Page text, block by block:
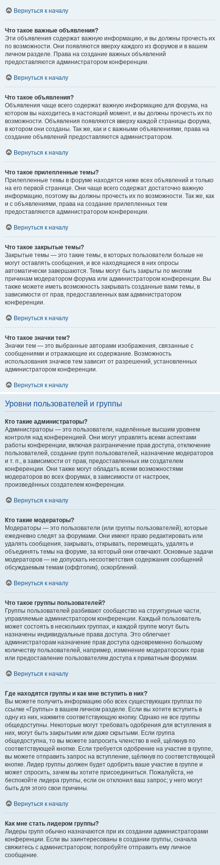
Вернуться к началу
Что такое важные объявления?
Эти объявления содержат важную информацию, и вы должны прочесть их
по возможности. Они появляются вверху каждого из форумов и в вашем
личном разделе. Права на создание важных объявлений
предоставляются администратором конференции.
Вернуться к началу
Что такое объявления?
Объявления чаще всего содержат важную информацию для форума, на
котором вы находитесь в настоящий момент, и вы должны прочесть их по
возможности. Объявления появляются вверху каждой страницы форума,
в котором они созданы. Так же, как и с важными объявлениями, права на
создание объявлений предоставляются администратором.
Вернуться к началу
Что такое прилепленные темы?
Прилепленные темы в форуме находятся ниже всех объявлений и только
на его первой странице. Они чаще всего содержат достаточно важную
информацию, поэтому вы должны прочесть их по возможности. Так же, как
и с объявлениями, права на создание прилепленных тем
предоставляются администратором конференции.
Вернуться к началу
Что такое закрытые темы?
Закрытые темы — это такие темы, в которых пользователи больше не
могут оставлять сообщения, и все находящиеся в них опросы
автоматически завершаются. Темы могут быть закрыты по многим
причинам модератором форума или администратором конференции. Вы
также можете иметь возможность закрывать созданные вами темы, в
зависимости от прав, предоставленных вам администратором
конференции.
Вернуться к началу
Что такое значки тем?
Значки тем — это выбранные авторами изображения, связанные с
сообщениями и отражающие их содержание. Возможность
использования значков тем зависит от разрешений, установленных
администратором конференции.
Вернуться к началу
Уровни пользователей и группы
Кто такие администраторы?
Администраторы — это пользователи, наделённые высшим уровнем
контроля над конференцией. Они могут управлять всеми аспектами
работы конференции, включая разграничение прав доступа, отключение
пользователей, создание групп пользователей, назначение модераторов
и т. п., в зависимости от прав, предоставленных им создателем
конференции. Они также могут обладать всеми возможностями
модераторов во всех форумах, в зависимости от настроек,
произведённых создателем конференции.
Вернуться к началу
Кто такие модераторы?
Модераторы — это пользователи (или группы пользователей), которые
ежедневно следят за форумами. Они имеют право редактировать или
удалять сообщения, закрывать, открывать, перемещать, удалять и
объединять темы на форуме, за который они отвечают. Основные задачи
модераторов — не допускать несоответствия содержания сообщений
обсуждаемым темам (оффтопик), оскорблений.
Вернуться к началу
Что такое группы пользователей?
Группы пользователей разбивают сообщество на структурные части,
управляемые администратором конференции. Каждый пользователь
может состоять в нескольких группах, и каждой группе могут быть
назначены индивидуальные права доступа. Это облегчает
администраторам назначение прав доступа одновременно большому
количеству пользователей, например, изменение модераторских прав
или предоставление пользователям доступа к приватным форумам.
Вернуться к началу
Где находятся группы и как мне вступить в них?
Вы можете получить информацию обо всех существующих группах по
ссылке «Группы» в вашем личном разделе. Если вы хотите вступить в
одну из них, нажмите соответствующую кнопку. Однако не все группы
общедоступны. Некоторые могут требовать одобрения для вступления в
них, могут быть закрытыми или даже скрытыми. Если группа
общедоступна, то вы можете запросить членство в ней, щёлкнув по
соответствующей кнопке. Если требуется одобрение на участие в группе,
вы можете отправить запрос на вступление, щёлкнув по соответствующей
кнопке. Лидер группы должен будет одобрить ваше участие в группе и
может спросить, зачем вы хотите присоединиться. Пожалуйста, не
беспокойте лидера группы, если он отклонил ваш запрос; у него могут
быть для этого свои причины.
Вернуться к началу
Как мне стать лидером группы?
Лидеры групп обычно назначаются при их создании администраторами
конференции. Если вы заинтересованы в создании группы, сначала
свяжитесь с администратором; попробуйте отправить ему личное
сообщение.